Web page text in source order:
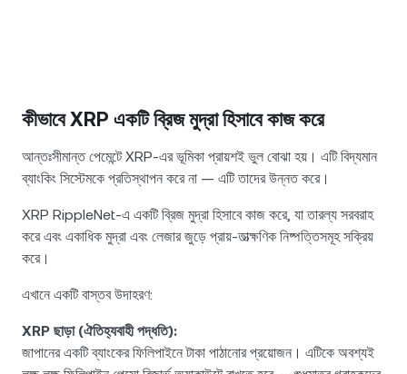
কীভাবে XRP একটি ব্রিজ মুদ্রা হিসাবে কাজ করে
আন্তঃসীমান্ত পেমেন্টে XRP-এর ভূমিকা প্রায়শই ভুল বোঝা হয়। এটি বিদ্যমান
ব্যাংকিং সিস্টেমকে প্রতিস্থাপন করে না — এটি তাদের উন্নত করে।
XRP RippleNet-এ একটি ব্রিজ মুদ্রা হিসাবে কাজ করে, যা তারল্য সরবরাহ
করে এবং একাধিক মুদ্রা এবং লেজার জুড়ে প্রায়-তাত্ক্ষণিক নিষ্পত্তিসমূহ সক্রিয়
করে।
এখানে একটি বাস্তব উদাহরণ:
XRP ছাড়া (ঐতিহ্যবাহী পদ্ধতি):
জাপানের একটি ব্যাংকের ফিলিপাইনে টাকা পাঠানোর প্রয়োজন। এটিকে অবশ্যই